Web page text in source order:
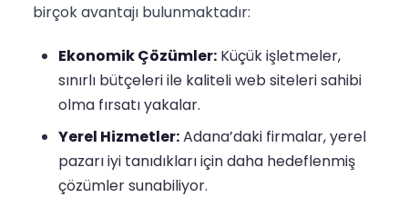
birçok avantajı bulunmaktadır:
Ekonomik Çözümler: Küçük işletmeler,
sınırlı bütçeleri ile kaliteli web siteleri sahibi
olma fırsatı yakalar.
Yerel Hizmetler:Adana’daki firmalar, yerel
pazarı iyi tanıdıkları için daha hedeflenmiş
çözümler sunabiliyor.